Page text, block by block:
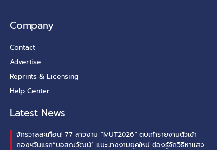
Company
Contact
Advertise
Reprints & Licensing
Help Center
Latest News
จักรวาลสะเทือน! 77 สาวงาม “MUT2026” ตบเท้ารายงานตัวเข้า
กองฯวันแรก“บอสณวัฒน์” แนะนางงามยุคใหม่ ต้องรู้จักวิธีหาแสง